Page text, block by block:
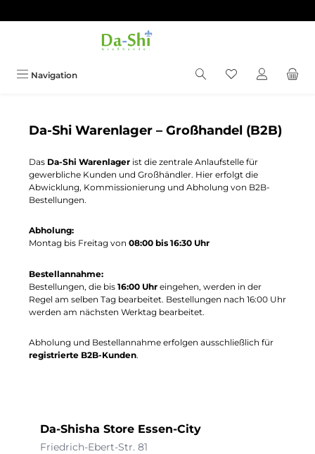
Navigation Du hast 0
Da-Shi Warenlager – Großhandel (B2B)
Das Da-Shi Warenlager ist die zentrale Anlaufstelle für
gewerbliche Kunden und Großhändler. Hier erfolgt die
Abwicklung, Kommissionierung und Abholung von B2B-
Bestellungen.
Abholung:
Montag bis Freitag von 08:00 bis 16:30 Uhr
Bestellannahme:
Bestellungen, die bis 16:00 Uhr eingehen, werden in der
Regel am selben Tag bearbeitet. Bestellungen nach 16:00 Uhr
werden am nächsten Werktag bearbeitet.
Abholung und Bestellannahme erfolgen ausschließlich für
registrierte B2B-Kunden.
Da-Shisha Store Essen-City
Friedrich-Ebert-Str. 81